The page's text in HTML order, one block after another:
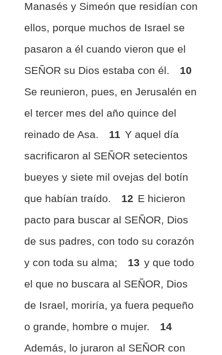
Manasés y Simeón que residían con
ellos, porque muchos de Israel se
pasaron a él cuando vieron que el
SEÑOR su Dios estaba con él.
10
Se reunieron, pues, en Jerusalén en
el tercer mes del año quince del
reinado de Asa.
11 Y aquel día
sacrificaron al SEÑOR setecientos
bueyes y siete mil ovejas del botín
que habían traído.
12 E hicieron
pacto para buscar al SEÑOR, Dios
de sus padres, con todo su corazón
y con toda su alma;
13 y que todo
el que no buscara al SEÑOR, Dios
de Israel, moriría, ya fuera pequeño
o grande, hombre o mujer.
14
Además, lo juraron al SEÑOR con